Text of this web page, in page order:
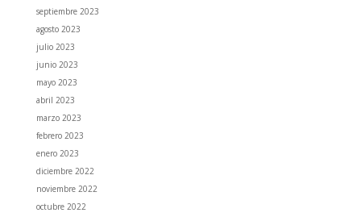
septiembre 2023
agosto 2023
julio 2023
junio 2023
mayo 2023
abril 2023
marzo 2023
febrero 2023
enero 2023
diciembre 2022
noviembre 2022
octubre 2022